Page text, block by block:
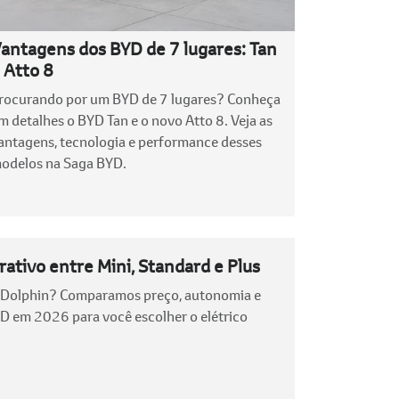
dos BYD de 7 lugares: Tan
Atto 8
por um BYD de 7 lugares? Conheça
detalhes o BYD Tan e o novo Atto 8. Veja as
tecnologia e performance desses
na Saga BYD.
entre Mini, Standard e Plus
Comparamos preço, autonomia e
em 2026 para você escolher o elétrico